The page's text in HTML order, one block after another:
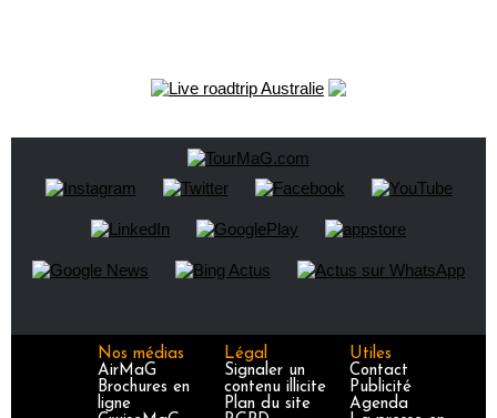
Nos médias
AirMaG
Brochures en
ligne
Légal
Signaler un
contenu illicite
Plan du site
Utiles
Contact
Publicité
Agenda